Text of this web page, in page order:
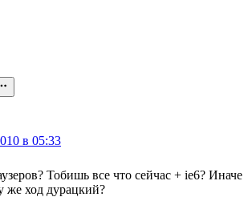
в 05:33
Тобишь все что сейчас + ie6? Иначе
же ход дурацкий?